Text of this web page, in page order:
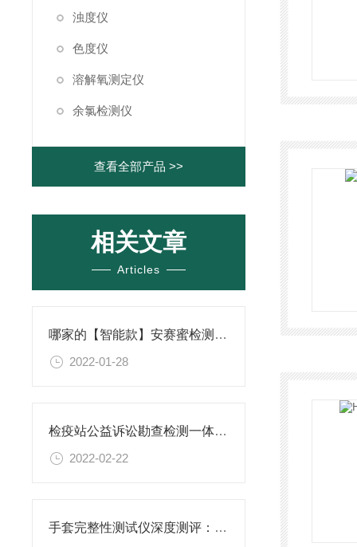
浊度仪
色度仪
溶解氧测定仪
余氯检测仪
查看全部产品 >>
相关文章
Articles
哪家的【智能款】安赛蜜检测仪比较靠谱@2022恒美科技新款参数一览表
2022-01-28
检疫站公益诉讼勘查检测一体机@恒美出新品价格《2022食品新闻》
2022-02-22
手套完整性测试仪深度测评：恒美智造凭何成为性价比之选？